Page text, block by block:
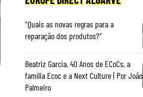
“Quais as novas regras para a
reparação dos produtos?”
Beatriz Garcia, 40 Anos de ECoCs, a
família Ecoc e a Next Culture | Por João
Palmeiro